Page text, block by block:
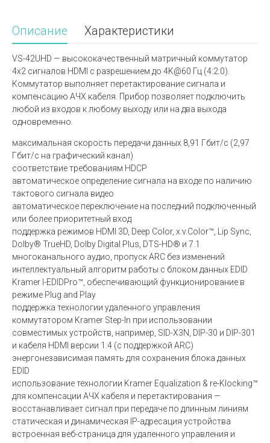
Описание Характеристики
VS-42UHD — высококачественный матричный коммутатор
4х2 сигналов HDMI с разрешением до 4K@60 Гц (4:2:0).
Коммутатор выполняет перетактирование сигнала и
компенсацию АЧХ кабеля. Прибор позволяет подключить
любой из входов к любому выходу или на два выхода
одновременно.
максимальная скорость передачи данных 8,91 Гбит/с (2,97
Гбит/с на графический канал)
соответствие требованиям HDCP
автоматическое определение сигнала на входе по наличию
тактового сигнала видео
автоматическое переключение на последний подключенный
или более приоритетный вход
поддержка режимов HDMI 3D, Deep Color, x.v.Color™, Lip Sync,
Dolby® TrueHD, Dolby Digital Plus, DTS-HD® и 7.1
многоканального аудио, пропуск ARC без изменений
интеллектуальный алгоритм работы с блоком данных EDID
Kramer I-EDIDPro™, обеспечивающий функционирование в
режиме Plug and Play
поддержка технологии удаленного управления
коммутатором Kramer Step-In при использовании
совместимых устройств, например, SID-X3N, DIP-30 и DIP-301
и кабеля HDMI версии 1.4 (с поддержкой ARC)
энергонезависимая память для сохранения блока данных
EDID
использование технологии Kramer Equalization & re-Klocking™
для компенсации АЧХ кабеля и перетактирования —
восстанавливает сигнал при передаче по длинным линиям
статическая и динамическая IP-адресация устройства
встроенная веб-страница для удаленного управления и